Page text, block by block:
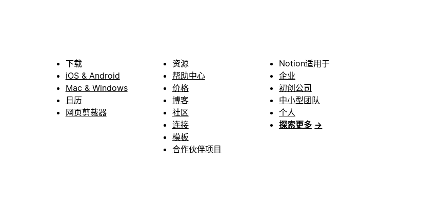
下载
iOS & Android
Mac & Windows
日历
网页剪裁器
资源
帮助中心
价格
博客
社区
连接
模板
合作伙伴项目
Notion适用于
企业
初创公司
中小型团队
个人
探索更多 →